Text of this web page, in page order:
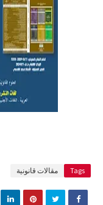
Tags مقالات قانونية